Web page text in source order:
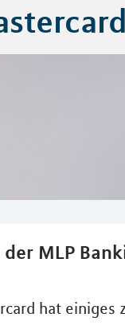
MLP
hat einiges